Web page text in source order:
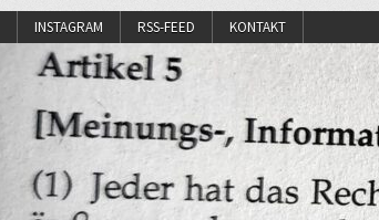
INSTAGRAM RSS-FEED KONTAKT